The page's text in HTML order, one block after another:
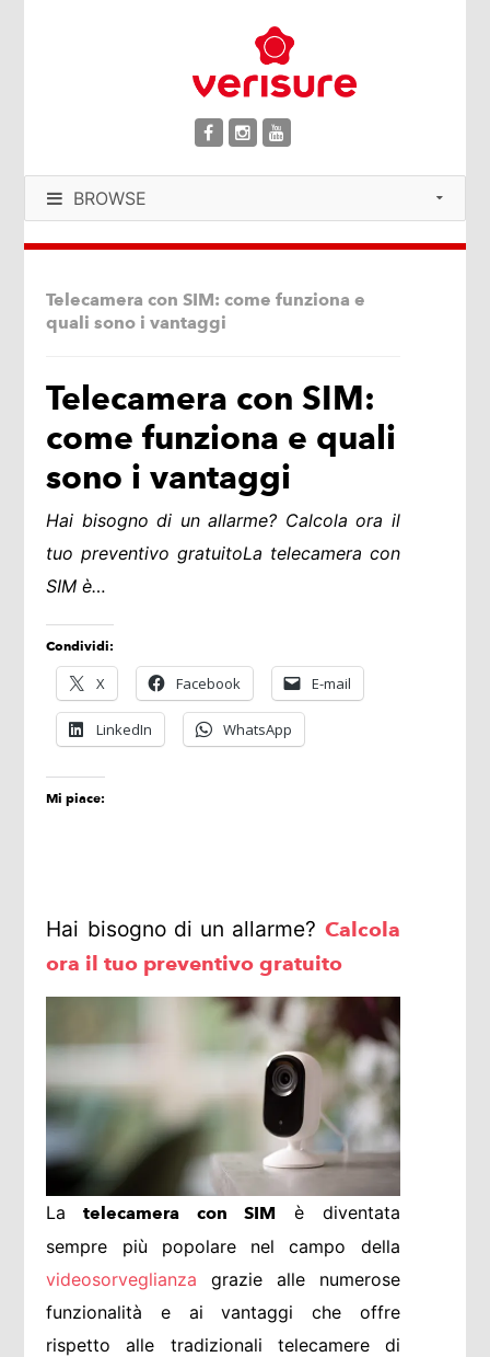
BROWSE
Telecamera con SIM: come funziona e
quali sono i vantaggi
Telecamera con SIM:
come funziona e quali
sono i vantaggi
Hai bisogno di un allarme? Calcola ora il
tuo preventivo gratuitoLa telecamera con
SIM è…
Condividi:
X Facebook E-mail
LinkedIn WhatsApp
Mi piace:
Hai bisogno di un allarme? Calcola
ora il tuo preventivo gratuito
La telecamera con SIM è diventata
sempre più popolare nel campo della
videosorveglianza grazie alle numerose
funzionalità e ai vantaggi che offre
rispetto alle tradizionali telecamere di